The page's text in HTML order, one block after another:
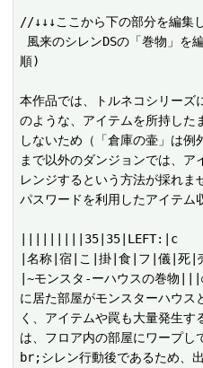
//↓↓↓ここから下の部分を編集
順)
本作品では、トルネコシリーズ
のような、アイテムを所持した
しないため（「倉庫の壷」は
まで以外のダンジョンでは、ア
レンジするという方法が採れ
パスワードを利用したアイテム
|||||||||35|35|LEFT:|c
|名称|宿|こ|掛|食|フ|儀|死|
|~モンスタ-ーハウスの巻
に居た部屋がモンスターハウス
く、アイテムや罠も大量発生
は、フロア内の部屋にワープし
br;シレン行動後であるため、